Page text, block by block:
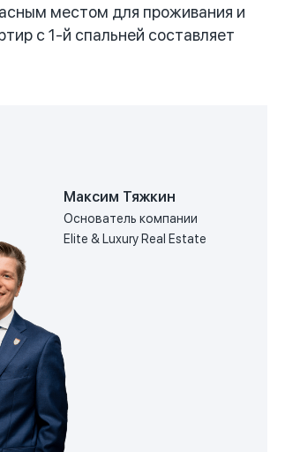
местом для проживания и
с 1-й спальней составляет
Максим Тяжкин
Основатель компании
Elite & Luxury Real Estate